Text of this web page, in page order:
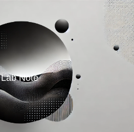
Lab Note